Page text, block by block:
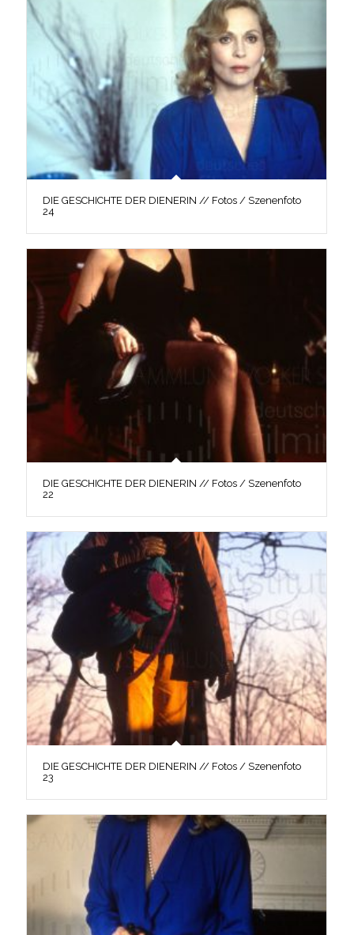
DIE GESCHICHTE DER DIENERIN // Fotos / Szenenfoto
24
DIE GESCHICHTE DER DIENERIN // Fotos / Szenenfoto
22
DIE GESCHICHTE DER DIENERIN // Fotos / Szenenfoto
23